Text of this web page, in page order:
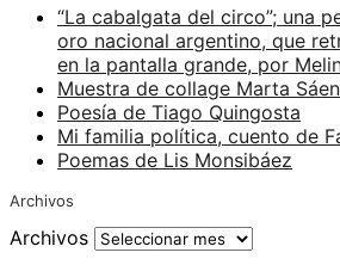
“La cabalgata del circo”; una
oro nacional argentino, que
en la pantalla grande, por
Muestra de collage Marta
Poesía de Tiago Quingosta
Mi familia política, cuento de
Poemas de Lis Monsibáez
Archivos
Archivos